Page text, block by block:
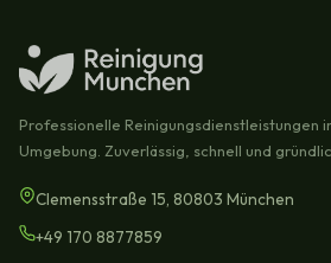
Professionelle Reinigungsdienstleistungen
Umgebung. Zuverlässig, schnell und
Clemensstraße 15, 80803 München
+49 170 8877859